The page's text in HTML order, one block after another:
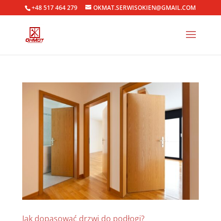
+48 517 464 279 OKMAT.SERWISOKIEN@GMAIL.COM
Jak dopasować drzwi do podłogi?